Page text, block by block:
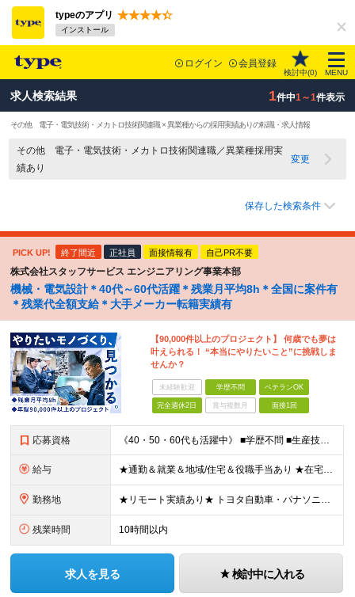
typeのアプリ
インストール
ログイン 会員登録
検討中(0) MENU
求人検索結果 1件中1～1件表示
その他 電子・電気技術・メカトロ技術関連職 × 異業種からの採用実績ありの転職・求人情報
その他 電子・電気技術・メカトロ技術関連職／異業種採用実
績あり
変更
保存した検索条件
PICK UP! 終了間近 正社員 面接情報有 自己PR不要
株式会社スタッフサービス エンジニアリング事業本部
機械・電気設計＊40代～60代活躍＊残業月平均8h＊全国に案件有
＊残業代全額支給＊大手メーカー転籍実績有
【90,000件以上のプロジェクト】 何歳でも夢は
叶えられる！ “本当にやりたいこと”に挑戦しま
せんか？
未経験歓迎 学歴不問 ベテランOK
完全週休2日 賞与複数月 面接1回
応募資格 《40・50・60代も活躍中》 ■学歴不問 ■生産技術・生産管理・品質保証・評価・設計いずれかの実務経験をお持ちの方 ▽こんな方にオススメです！▽ 「経験を活かして幅広いプロジェクトに携わりたい」
給与 ★通勤＆就業＆地域/住宅＆役職手当あり ★在宅勤務実績あり ★残業代は全額支給 ★選べる給与制度あり！ ■東京・神奈川・千葉・埼玉勤務の場合 月給24.5万円～55万円＋諸手当 （残業代は全額支給）
勤務地 ★リモート実績あり★ トヨタ自動車・パナソニック・東芝など大手メーカーでのポストも多数！ 全国の取引先での就業となります（沖縄を除く） 『地元で働きたい』という希望に、業界トップクラス約7,00
残業時間 10時間以内
求人を見る 検討中に入れる